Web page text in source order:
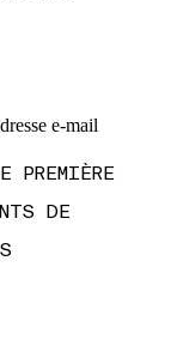
e-mail
PREMIÈRE
DE